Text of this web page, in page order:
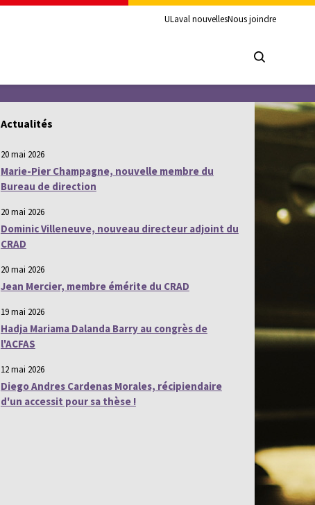
ULaval nouvellesNous joindre
Actualités
20 mai 2026
Marie-Pier Champagne, nouvelle membre du
Bureau de direction
20 mai 2026
Dominic Villeneuve, nouveau directeur adjoint du
CRAD
20 mai 2026
Jean Mercier, membre émérite du CRAD
19 mai 2026
Hadja Mariama Dalanda Barry au congrès de
l'ACFAS
12 mai 2026
Diego Andres Cardenas Morales, récipiendaire
d'un accessit pour sa thèse !